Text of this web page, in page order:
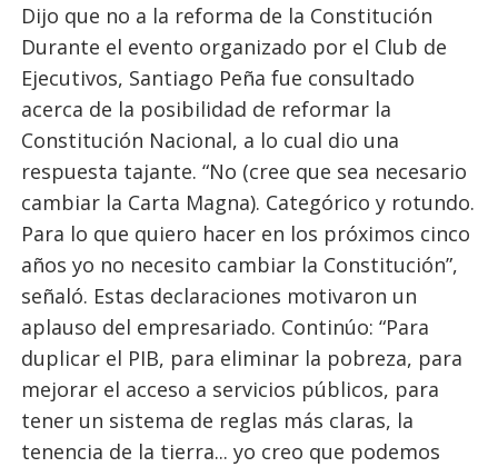
Dijo que no a la reforma de la Constitución
Durante el evento organizado por el Club de
Ejecutivos, Santiago Peña fue consultado
acerca de la posibilidad de reformar la
Constitución Nacional, a lo cual dio una
respuesta tajante. “No (cree que sea necesario
cambiar la Carta Magna). Categórico y rotundo.
Para lo que quiero hacer en los próximos cinco
años yo no necesito cambiar la Constitución”,
señaló. Estas declaraciones motivaron un
aplauso del empresariado. Continúo: “Para
duplicar el PIB, para eliminar la pobreza, para
mejorar el acceso a servicios públicos, para
tener un sistema de reglas más claras, la
tenencia de la tierra... yo creo que podemos